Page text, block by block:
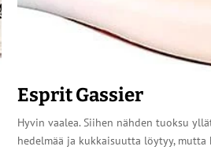
Esprit Gassier
Hyvin vaalea. Siihen nähden tuoksu
hedelmää ja kukkaisuutta löytyy, mutta